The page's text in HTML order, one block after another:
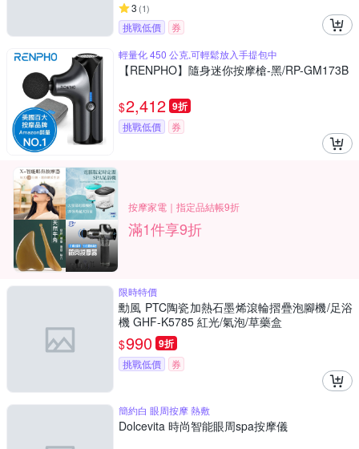
3 (1)
挑戰低價
券
輕量化 450 公克,可輕鬆放入手提包中
【RENPHO】隨身迷你按摩槍-黑/RP-GM173B
$2,412 9折
挑戰低價 券
按摩家電｜指定品結帳9折
滿1件享9折
限時特價
勳風 PTC陶瓷加熱石墨烯滾輪摺疊泡腳機/足浴
機 GHF-K5785 紅光/氣泡/草藥盒
$990 9折
挑戰低價 券
簡約白 眼周按摩 熱敷
Dolcevita 時尚智能眼周spa按摩儀